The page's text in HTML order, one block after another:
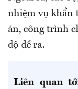
nhiệm vụ khẩn
án, công trình
độ đề ra.
Liên quan